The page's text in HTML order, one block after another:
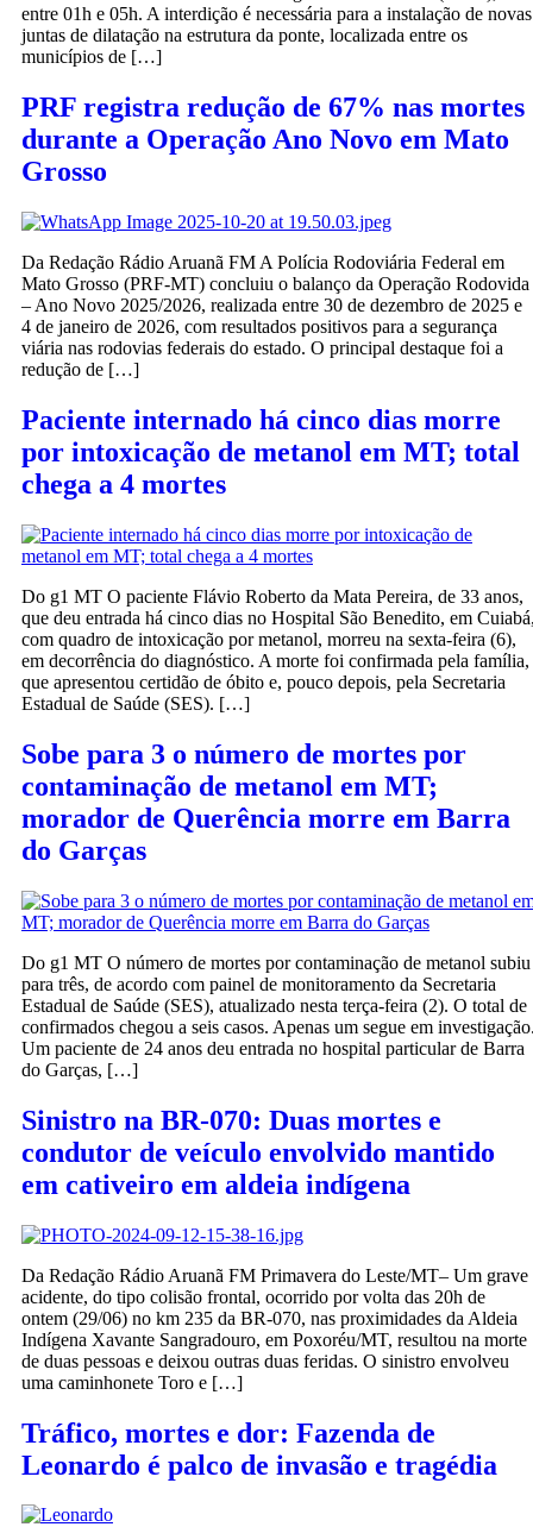
entre 01h e 05h. A interdição é necessária para a instalação de novas
juntas de dilatação na estrutura da ponte, localizada entre os
municípios de […]
PRF registra redução de 67% nas mortes
durante a Operação Ano Novo em Mato
Grosso
Da Redação Rádio Aruanã FM A Polícia Rodoviária Federal em
Mato Grosso (PRF-MT) concluiu o balanço da Operação Rodovida
– Ano Novo 2025/2026, realizada entre 30 de dezembro de 2025 e
4 de janeiro de 2026, com resultados positivos para a segurança
viária nas rodovias federais do estado. O principal destaque foi a
redução de […]
Paciente internado há cinco dias morre
por intoxicação de metanol em MT; total
chega a 4 mortes
Do g1 MT O paciente Flávio Roberto da Mata Pereira, de 33 anos,
que deu entrada há cinco dias no Hospital São Benedito, em
com quadro de intoxicação por metanol, morreu na sexta-feira (6),
em decorrência do diagnóstico. A morte foi confirmada pela família,
que apresentou certidão de óbito e, pouco depois, pela Secretaria
Estadual de Saúde (SES). […]
Sobe para 3 o número de mortes por
contaminação de metanol em MT;
morador de Querência morre em Barra
do Garças
Do g1 MT O número de mortes por contaminação de metanol subiu
para três, de acordo com painel de monitoramento da Secretaria
Estadual de Saúde (SES), atualizado nesta terça-feira (2). O total de
confirmados chegou a seis casos. Apenas um segue em
Um paciente de 24 anos deu entrada no hospital particular de Barra
do Garças, […]
Sinistro na BR-070: Duas mortes e
condutor de veículo envolvido mantido
em cativeiro em aldeia indígena
Da Redação Rádio Aruanã FM Primavera do Leste/MT– Um grave
acidente, do tipo colisão frontal, ocorrido por volta das 20h de
ontem (29/06) no km 235 da BR-070, nas proximidades da Aldeia
Indígena Xavante Sangradouro, em Poxoréu/MT, resultou na morte
de duas pessoas e deixou outras duas feridas. O sinistro envolveu
uma caminhonete Toro e […]
Tráfico, mortes e dor: Fazenda de
Leonardo é palco de invasão e tragédia